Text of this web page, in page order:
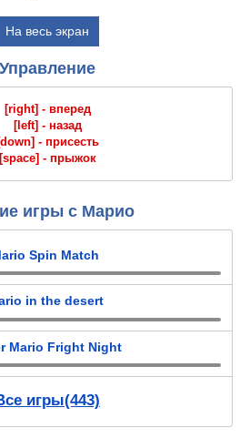
На весь экран
Управление
[right] - вперед
[left] - назад
- присесть
[space] - прыжок
игры с Марио
Spin Match
in the desert
Mario Fright Night
игры(443)